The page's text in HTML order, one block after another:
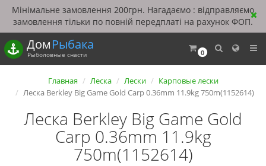
Мінімальне замовлення 200грн. Нагадаємо : відправляємо
замовлення тільки по повній передплаті на рахунок ФОП.
0
ДомРыбака
Рыболовные снасти
Главная Леска Лески
Карповые лески
Леска Berkley Big Game Gold Carp 0.36mm 11.9kg 750m(1152614)
Леска Berkley Big Game Gold
Carp 0.36mm 11.9kg
750m(1152614)